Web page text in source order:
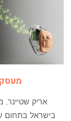
אריק שטיינר,
בישראל בתחום